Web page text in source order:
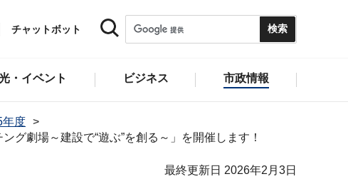
チャットボット
・イベント ビジネス 市政情報
年度
劇場～建設で“遊ぶ”を創る～」を開催します！
最終更新日 2026年2月3日